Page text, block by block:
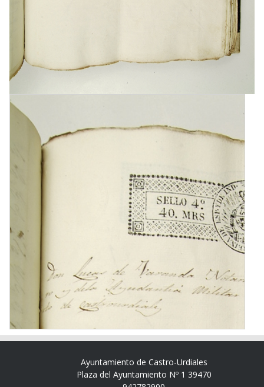
Ayuntamiento de Castro-Urdiales
Plaza del Ayuntamiento Nº 1 39470